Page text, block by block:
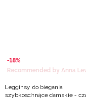
-18%
Legginsy do biegania
szybkoschnące damskie -